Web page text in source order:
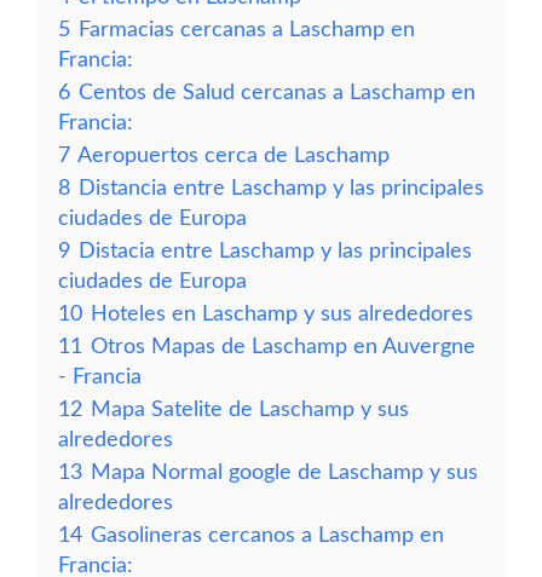
5 Farmacias cercanas a Laschamp en
Francia:
6 Centos de Salud cercanas a Laschamp en
Francia:
7 Aeropuertos cerca de Laschamp
8 Distancia entre Laschamp y las principales
ciudades de Europa
9 Distacia entre Laschamp y las principales
ciudades de Europa
10 Hoteles en Laschamp y sus alrededores
11 Otros Mapas de Laschamp en Auvergne
- Francia
12 Mapa Satelite de Laschamp y sus
alrededores
13 Mapa Normal google de Laschamp y sus
alrededores
14 Gasolineras cercanos a Laschamp en
Francia: